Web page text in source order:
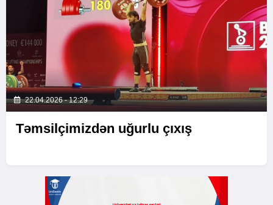
22.04.2026 - 12:29
Təmsilçimizdən uğurlu çıxış